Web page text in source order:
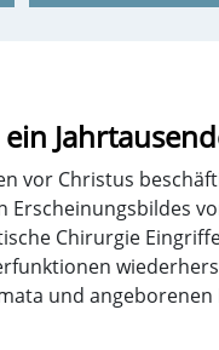
vor Christus
Chirurgie
und